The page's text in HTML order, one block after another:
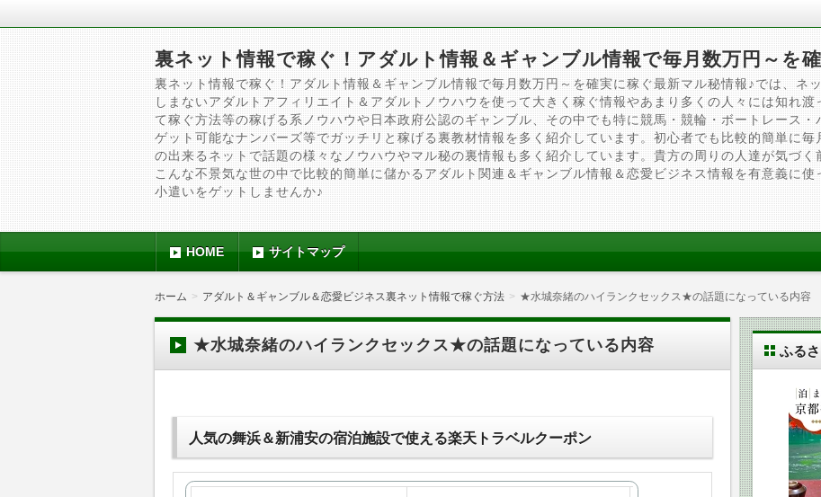
裏ネット情報で稼ぐ！アダルト情報＆ギャンブル情報で毎月数万円～を
裏ネット情報で稼ぐ！アダルト情報＆ギャンブル情報で毎月数万円～を確実に稼ぐ最新マル秘情報♪では、ネ
しまないアダルトアフィリエイト＆アダルトノウハウを使って大きく稼ぐ情報やあまり多くの人々には知れ
て稼ぐ方法等の稼げる系ノウハウや日本政府公認のギャンブル、その中でも特に競馬・競輪・ボートレース
ゲット可能なナンバーズ等でガッチリと稼げる裏教材情報を多く紹介しています。初心者でも比較的簡単に
の出来るネットで話題の様々なノウハウやマル秘の裏情報も多く紹介しています。貴方の周りの人達が気づ
こんな不景気な世の中で比較的簡単に儲かるアダルト関連＆ギャンブル情報＆恋愛ビジネス情報を有意義に
小遣いをゲットしませんか♪
HOME サイトマップ
ホーム アダルト＆ギャンブル＆恋愛ビジネス裏ネット情報で稼ぐ方法 ★水城奈緒のハイランクセックス★の話題になっている内容
★水城奈緒のハイランクセックス★の話題になっている内容
人気の舞浜＆新浦安の宿泊施設で使える楽天トラベルクーポン
ふる